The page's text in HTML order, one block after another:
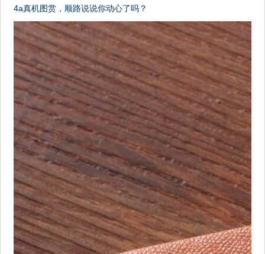
4a真机图赏，顺路说说你动心了吗？